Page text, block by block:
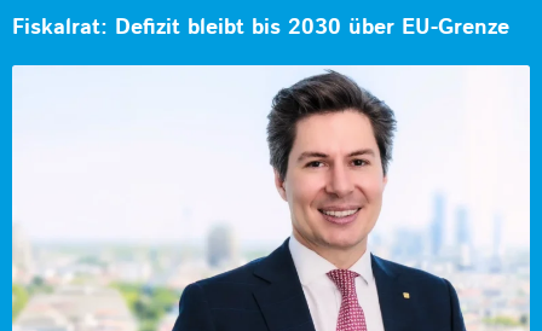
Fiskalrat: Defizit bleibt bis 2030 über EU-Grenze